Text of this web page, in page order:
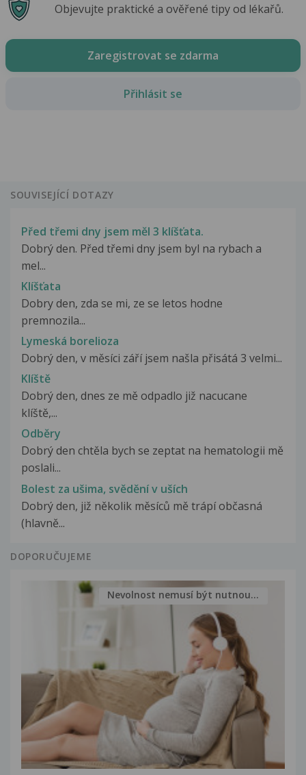
Objevujte praktické a ověřené tipy od lékařů.
Zaregistrovat se zdarma
Přihlásit se
SOUVISEJÍCÍ DOTAZY
Před třemi dny jsem měl 3 klíšťata.
Dobrý den. Před třemi dny jsem byl na rybach a
mel...
Klíšťata
Dobry den, zda se mi, ze se letos hodne
premnozila...
Lymeská borelioza
Dobrý den, v měsíci září jsem našla přisátá 3 velmi...
Klíště
Dobrý den, dnes ze mě odpadlo již nacucane
klíště,...
Odběry
Dobrý den chtěla bych se zeptat na hematologii mě
poslali...
Bolest za ušima, svědění v uších
Dobrý den, již několik měsíců mě trápí občasná
(hlavně...
DOPORUČUJEME
Nevolnost nemusí být nutnou...